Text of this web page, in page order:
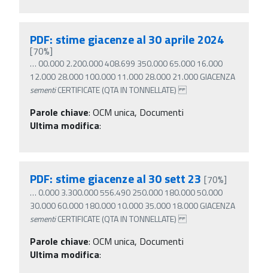
PDF: stime giacenze al 30 aprile 2024
[70%]
… 00.000 2.200.000 408.699 350.000 65.000 16.000
12.000 28.000 100.000 11.000 28.000 21.000 GIACENZA
sementiCERTIFICATE (QTA IN TONNELLATE)
Parole chiave: OCM unica, Documenti
Ultima modifica:
PDF: stime giacenze al 30 sett 23 [70%]
… 0.000 3.300.000 556.490 250.000 180.000 50.000
30.000 60.000 180.000 10.000 35.000 18.000 GIACENZA
sementiCERTIFICATE (QTA IN TONNELLATE)
Parole chiave: OCM unica, Documenti
Ultima modifica: